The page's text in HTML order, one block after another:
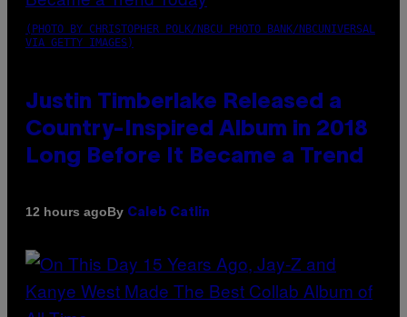
(PHOTO BY CHRISTOPHER POLK/NBCU PHOTO BANK/NBCUNIVERSAL
VIA GETTY IMAGES)
Justin Timberlake Released a
Country-Inspired Album in 2018
Long Before It Became a Trend
12 hours agoBy Caleb Catlin